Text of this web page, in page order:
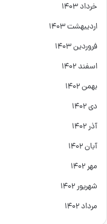
خرداد ۱۴۰۳
اردیبهشت ۱۴۰۳
فروردین ۱۴۰۳
اسفند ۱۴۰۲
بهمن ۱۴۰۲
دی ۱۴۰۲
آذر ۱۴۰۲
آبان ۱۴۰۲
مهر ۱۴۰۲
شهریور ۱۴۰۲
مرداد ۱۴۰۲